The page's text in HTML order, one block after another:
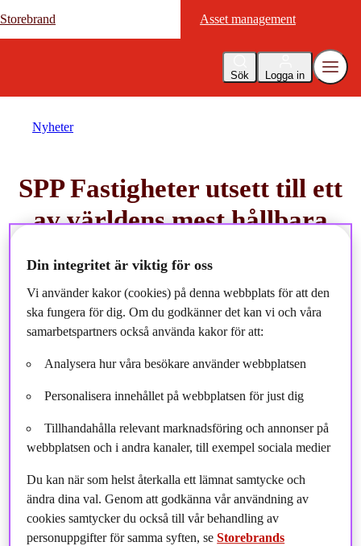
Storebrand Asset management
Sök Logga in
Storebrand Asset management
Nyheter
SPP Fastigheter utsett till ett
av världens mest hållbara
2022-10-18
Din integritet är viktig för oss
Vi använder kakor (cookies) på denna webbplats för att den
ska fungera för dig. Om du godkänner det kan vi och våra
samarbetspartners också använda kakor för att:
Analysera hur våra besökare använder webbplatsen
Personalisera innehållet på webbplatsen för just dig
Tillhandahålla relevant marknadsföring och annonser på
webbplatsen och i andra kanaler, till exempel sociala medier
Du kan när som helst återkalla ett lämnat samtycke och
ändra dina val. Genom att godkänna vår användning av
cookies samtycker du också till vår behandling av
personuppgifter för samma syften, seStorebrands